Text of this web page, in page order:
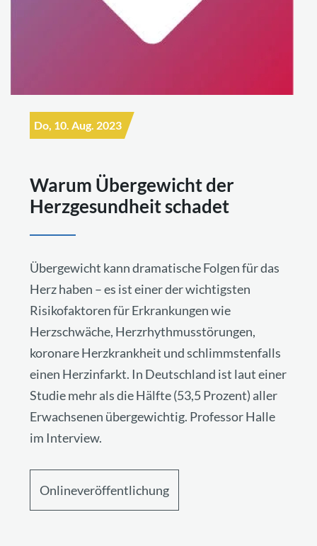
Do, 10. Aug. 2023
Warum Übergewicht der
Herzgesundheit schadet
Übergewicht kann dramatische Folgen für das
Herz haben – es ist einer der wichtigsten
Risikofaktoren für Erkrankungen wie
Herzschwäche, Herzrhythmusstörungen,
koronare Herzkrankheit und schlimmstenfalls
einen Herzinfarkt. In Deutschland ist laut einer
Studie mehr als die Hälfte (53,5 Prozent) aller
Erwachsenen übergewichtig. Professor Halle
im Interview.
Onlineveröffentlichung